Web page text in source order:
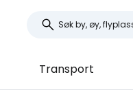
Transport